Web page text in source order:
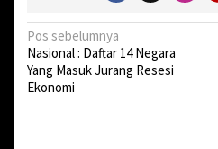
N
a
v
Pos sebelumnya
Nasional : Daftar 14 Negara
Yang Masuk Jurang Resesi
Ekonomi